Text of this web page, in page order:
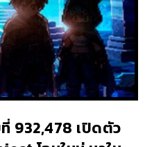
932,478 เปิดตัว